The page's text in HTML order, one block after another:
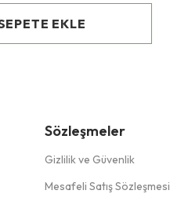
EKLE
Sözleşmeler
Gizlilik ve Güvenlik
Mesafeli Satış Sözleşmesi